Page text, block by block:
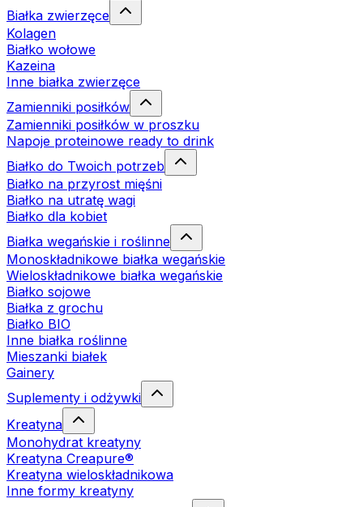
Białka zwierzęce
Kolagen
Białko wołowe
Kazeina
Inne białka zwierzęce
Zamienniki posiłków
Zamienniki posiłków w proszku
Napoje proteinowe ready to drink
Białko do Twoich potrzeb
Białko na przyrost mięśni
Białko na utratę wagi
Białko dla kobiet
Białka wegańskie i roślinne
Monoskładnikowe białka wegańskie
Wieloskładnikowe białka wegańskie
Białko sojowe
Białka z grochu
Białko BIO
Inne białka roślinne
Mieszanki białek
Gainery
Suplementy i odżywki
Kreatyna
Monohydrat kreatyny
Kreatyna Creapure®
Kreatyna wieloskładnikowa
Inne formy kreatyny